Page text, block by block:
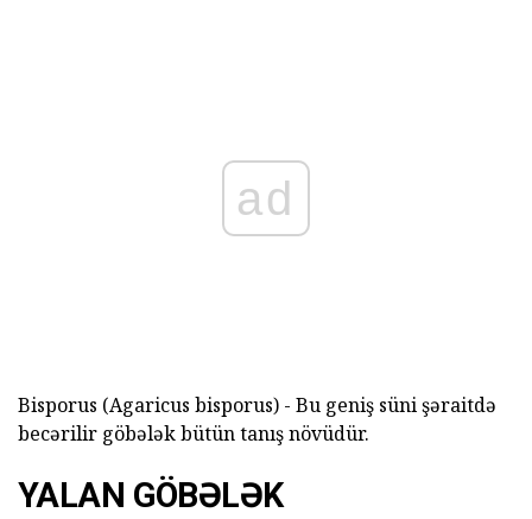
ad
Bisporus (Agaricus bisporus) - Bu geniş süni şəraitdə
becərilir göbələk bütün tanış növüdür.
YALAN GÖBƏLƏK